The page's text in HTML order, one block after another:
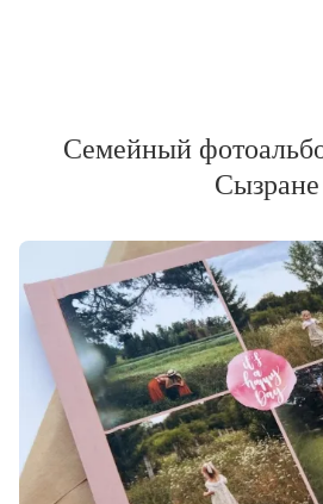
Семейный
Сызране